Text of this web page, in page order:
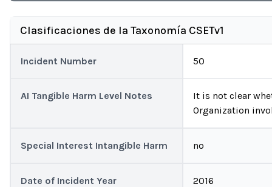
Clasificaciones de la Taxonomía CSETv1
Incident Number 50
AI Tangible Harm Level Notes
It is not clear
Organization
Special Interest Intangible Harm no
Date of Incident Year 2016